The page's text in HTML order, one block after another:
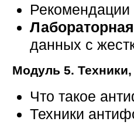
данных с
Модуль 5.
Что такое
Техники